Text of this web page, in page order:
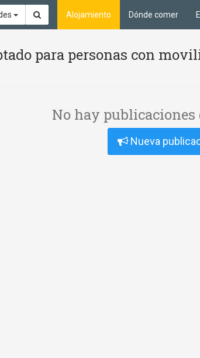
Alojamiento Dónde comer
para personas con
No hay publicaciones
Nueva